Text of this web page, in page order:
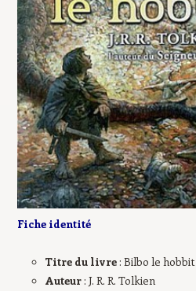
Fiche identité
Titre du livre: Bilbo le hobbit
Auteur: J. R. R. Tolkien